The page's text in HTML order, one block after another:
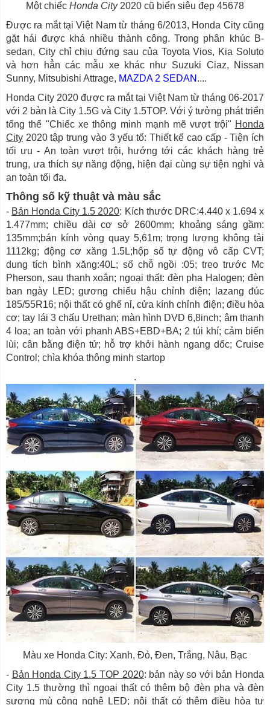
Một chiếc Honda City2020 cũ biển siêu đẹp 45678
Được ra mắt tại Việt Nam từ tháng 6/2013, Honda City cũng
gặt hái được khá nhiều thành công. Trong phân khúc B-
sedan, City chỉ chịu đứng sau của Toyota Vios, Kia Soluto
và hơn hẳn các mẫu xe khác như Suzuki Ciaz, Nissan
Sunny, Mitsubishi Attrage, MAZDA 2 SEDAN ....
Honda City 2020 được ra mắt tại Việt Nam từ tháng 06-2017
với 2 bản là City 1.5G và City 1.5TOP. Với ý tưởng phát triển
tổng thể "Chiếc xe thông minh mạnh mẽ vượt trội" Honda
City 2020 tập trung vào 3 yếu tố: Thiết kế cao cấp - Tiện ích
tối ưu - An toàn vượt trội, hướng tới các khách hàng trẻ
trung, ưa thích sự năng động, hiện đại cùng sự tiện nghi và
an toàn tối đa.
Thông số kỹ thuật và màu sắc
- Bản Honda City 1.5 2020: Kích thước DRC:4.440 x 1.694 x
1.477mm; chiều dài cơ sở 2600mm; khoảng sáng gầm:
135mm;bán kính vòng quay 5,61m; trọng lượng không tải
1112kg; động cơ xăng 1.5L;hộp số tự động vô cấp CVT;
dung tích bình xăng:40L; số chỗ ngồi :05; treo trước Mc
Pherson, sau thanh xoắn; ngoại thất: đèn pha Halogen; đèn
ban ngày LED; gương chiếu hậu chỉnh điện; lazang đúc
185/55R16; nội thất có ghế nỉ, cửa kính chỉnh điện; điều hòa
cơ; tay lái 3 chấu Urethan; màn hình DVD 6,8inch; âm thanh
4 loa; an toàn với phanh ABS+EBD+BA; 2 túi khí; cảm biến
lùi; cân bằng điện tử; hỗ trợ khởi hành ngang dốc; Cruise
Control; chìa khóa thông minh startop
.
Màu xe Honda City: Xanh, Đỏ, Đen, Trắng, Nâu, Bạc
- Bản Honda City 1.5 TOP 2020: bản này so với bản Honda
City 1.5 thường thì ngoại thất có thêm bộ đèn pha và đèn
sương mù công nghệ LED; nội thất có thêm điều hòa tự